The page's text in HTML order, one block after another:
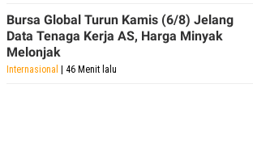
Bursa Global Turun Kamis (6/8) Jelang
Data Tenaga Kerja AS, Harga Minyak
Melonjak
Internasional | 46 Menit lalu